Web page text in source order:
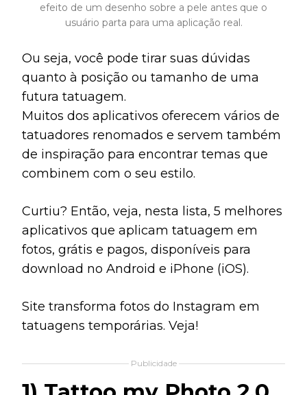
efeito de um desenho sobre a pele antes que o
usuário parta para uma aplicação real.
Ou seja, você pode tirar suas dúvidas
quanto à posição ou tamanho de uma
futura tatuagem.
Muitos dos aplicativos oferecem vários de
tatuadores renomados e servem também
de inspiração para encontrar temas que
combinem com o seu estilo.
Curtiu? Então, veja, nesta lista, 5 melhores
aplicativos que aplicam tatuagem em
fotos, grátis e pagos, disponíveis para
download no Android e iPhone (iOS).
Site transforma fotos do Instagram em
tatuagens temporárias. Veja!
Publicidade